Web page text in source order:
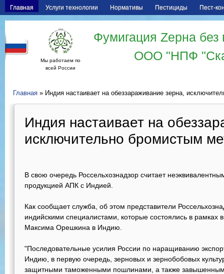
Главная Услуги технологии Нормативы Пестициды Пест-
Мы работаем по
всей России
Фумигация Zерна
ООО "НПФ
Главная » Индия настаивает на обеззараживание зерна,
Индия настаивает на
исключительно бромистым
В свою очередь Россельхознадзор считает
продукцией АПК с Индией.
Как сообщает служба, об этом представители
индийскими специалистами, которые состоялись в рамках
Максима Орешкина в Индию.
"Последовательные усилия России по наращиванию
Индию, в первую очередь, зерновых и зернобобовых
защитными таможенными пошлинами, а также